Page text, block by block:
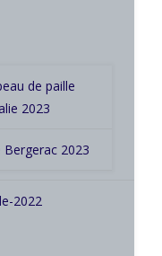
de paille
2023
Bergerac 2023
2022